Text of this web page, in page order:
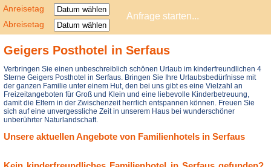
Anreisetag
Abreisetag
Geigers Posthotel in Serfaus
Verbringen Sie einen unbeschreiblich schönen Urlaub im kinderfreundlichen 4
Sterne Geigers Posthotel in Serfaus. Bringen Sie Ihre Urlaubsbedürfnisse mit
der ganzen Familie unter einem Hut, den bei uns gibt es eine Vielzahl an
Freizeitangeboten für Groß und Klein und eine liebevolle Kinderbetreuung,
damit die Eltern in der Zwischenzeit herrlich entspannen können. Freuen Sie
sich auf eine unvergessliche Zeit in unserem Haus bei wunderschöner
unberührter Naturlandschaft.
Unsere aktuellen Angebote von Familienhotels in Serfaus